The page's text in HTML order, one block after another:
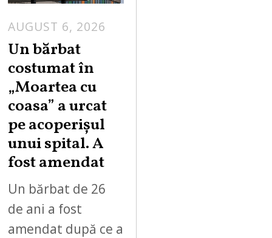
AUGUST 6, 2026
Un bărbat
costumat în
„Moartea cu
coasa” a urcat
pe acoperișul
unui spital. A
fost amendat
Un bărbat de 26
de ani a fost
amendat după ce a